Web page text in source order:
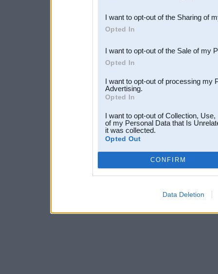
Downstream Participants
third parties.
I want to opt-out of the Sharing of
Opted In
I want to opt-out of the Sale of my
Opted In
I want to opt-out of processing my
Advertising.
Opted In
I want to opt-out of Collection,
of my Personal Data that Is
it was collected.
Opted Out
CONFIRM
Data Deletion